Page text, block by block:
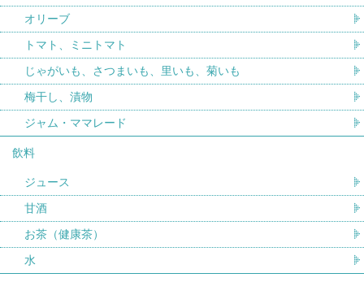
オリーブ
トマト、ミニトマト
じゃがいも、さつまいも、里いも、菊いも
梅干し、漬物
ジャム・ママレード
飲料
ジュース
甘酒
お茶（健康茶）
水